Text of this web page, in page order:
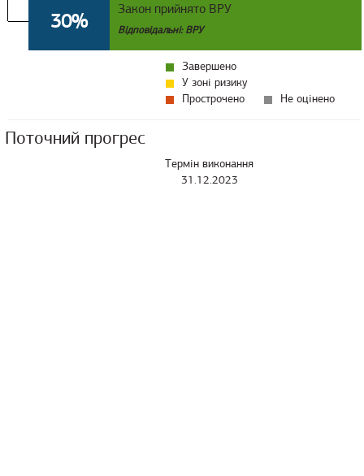
30% Закон прийнято ВРУ
Відповідальні: ВРУ
Завершено
У зоні ризику
Прострочено
Не оцінено
Поточний прогрес
Термін виконання
31.12.2023